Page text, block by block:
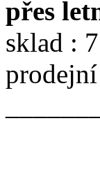
přes
sklad :